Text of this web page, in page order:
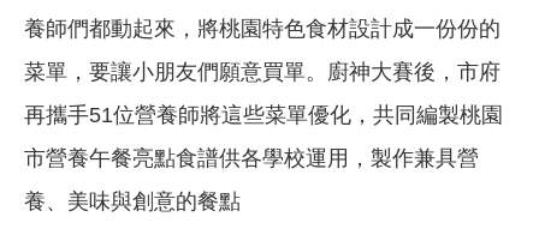
養師們都動起來，將桃園特色食材設計成一份份的
菜單，要讓小朋友們願意買單。廚神大賽後，市府
再攜手51位營養師將這些菜單優化，共同編製桃園
市營養午餐亮點食譜供各學校運用，製作兼具營
養、美味與創意的餐點